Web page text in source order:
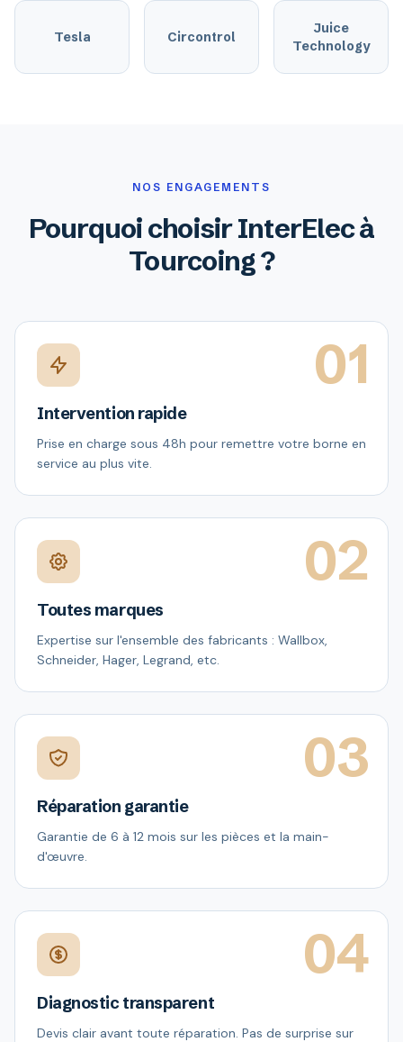
Tesla Circontrol
Juice
Technology
NOS ENGAGEMENTS
Pourquoi choisir InterElec à
Tourcoing ?
01
Intervention rapide
Prise en charge sous 48h pour remettre votre borne en
service au plus vite.
02
Toutes marques
Expertise sur l'ensemble des fabricants : Wallbox,
Schneider, Hager, Legrand, etc.
03
Réparation garantie
Garantie de 6 à 12 mois sur les pièces et la main-
d'œuvre.
04
Diagnostic transparent
Devis clair avant toute réparation. Pas de surprise sur